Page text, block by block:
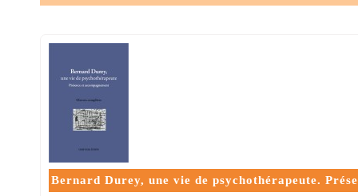
Bernard Durey, une vie de psychothérapeute.